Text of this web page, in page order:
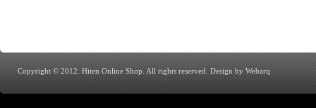
Copyright © 2012. Hiten Online Shop. All rights reserved.Design by Webarq